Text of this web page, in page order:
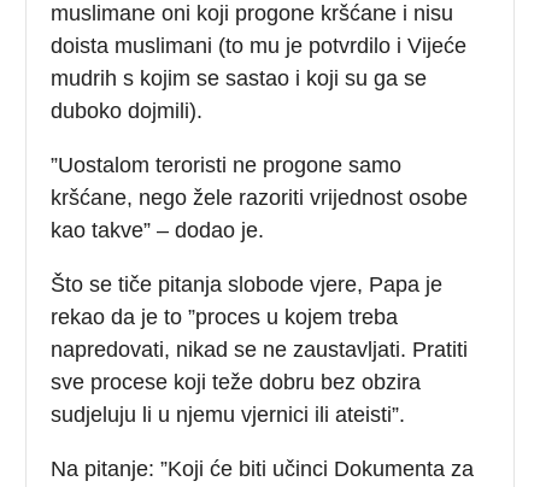
muslimane oni koji progone kršćane i nisu
doista muslimani (to mu je potvrdilo i Vijeće
mudrih s kojim se sastao i koji su ga se
duboko dojmili).
”Uostalom teroristi ne progone samo
kršćane, nego žele razoriti vrijednost osobe
kao takve” – dodao je.
Što se tiče pitanja slobode vjere, Papa je
rekao da je to ”proces u kojem treba
napredovati, nikad se ne zaustavljati. Pratiti
sve procese koji teže dobru bez obzira
sudjeluju li u njemu vjernici ili ateisti”.
Na pitanje: ”Koji će biti učinci Dokumenta za